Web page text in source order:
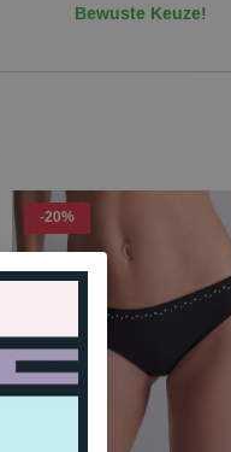
Bewuste Keuze!
-20%